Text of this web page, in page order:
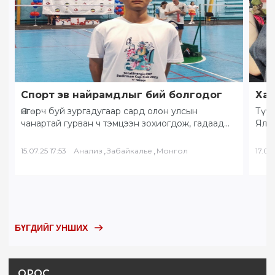
Спорт эв найрамдлыг бий болгодог
Өнгөрч буй зургадугаар сард олон улсын
чанартай гурван ч тэмцээн зохиогдож, гадаад
“Солнечное Забайкалье” буюу…
15.07.25 17:53 Анализ , Забайкалье , Монгол
БҮГДИЙГ УНШИХ